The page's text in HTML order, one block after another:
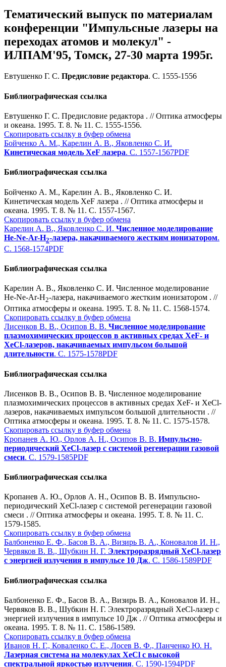
Тематический выпуск по материалам
конференции "Импульсные лазеры на
переходах атомов и молекул" -
ИЛПАМ'95, Томск, 27-30 марта 1995г.
Евтушенко Г. С. Предисловие редактора. С. 1555-1556
Библиографическая ссылка
Евтушенко Г. С. Предисловие редактора . // Оптика атмосферы
и океана. 1995. Т. 8. № 11. С. 1555-1556.
Скопировать ссылку в буфер обмена
Бойченко А. М., Карелин А. В., Яковленко С. И.
Кинетическая модель XeF лазера. С. 1557-1567PDF
Библиографическая ссылка
Бойченко А. М., Карелин А. В., Яковленко С. И.
Кинетическая модель XeF лазера . // Оптика атмосферы и
океана. 1995. Т. 8. № 11. С. 1557-1567.
Скопировать ссылку в буфер обмена
Карелин А. В., Яковленко С. И. Численное моделирование
He-Ne-Ar-H2-лазера, накачиваемого жестким ионизатором.
С. 1568-1574PDF
Библиографическая ссылка
Карелин А. В., Яковленко С. И. Численное моделирование
He-Ne-Ar-H2-лазера, накачиваемого жестким ионизатором . //
Оптика атмосферы и океана. 1995. Т. 8. № 11. С. 1568-1574.
Скопировать ссылку в буфер обмена
Лисенков В. В., Осипов В. В. Численное моделирование
плазмохимических процессов в активных средах XeF- и
XeCl-лазеров, накачиваемых импульсом большой
длительности. С. 1575-1578PDF
Библиографическая ссылка
Лисенков В. В., Осипов В. В. Численное моделирование
плазмохимических процессов в активных средах XeF- и XeCl-
лазеров, накачиваемых импульсом большой длительности . //
Оптика атмосферы и океана. 1995. Т. 8. № 11. С. 1575-1578.
Скопировать ссылку в буфер обмена
Кропанев А. Ю., Орлов А. Н., Осипов В. В. Импульсно-
периодический XeCl-лазер с системой регенерации газовой
смеси. С. 1579-1585PDF
Библиографическая ссылка
Кропанев А. Ю., Орлов А. Н., Осипов В. В. Импульсно-
периодический XeCl-лазер с системой регенерации газовой
смеси . // Оптика атмосферы и океана. 1995. Т. 8. № 11. С.
1579-1585.
Скопировать ссылку в буфер обмена
Балбоненко Е. Ф., Басов В. А., Визирь В. А., Коновалов И. Н.,
Червяков В. В., Шубкин Н. Г. Электроразрядный XeCl-лазер
с энергией излучения в импульсе 10 Дж. С. 1586-1589PDF
Библиографическая ссылка
Балбоненко Е. Ф., Басов В. А., Визирь В. А., Коновалов И. Н.,
Червяков В. В., Шубкин Н. Г. Электроразрядный XeCl-лазер с
энергией излучения в импульсе 10 Дж . // Оптика атмосферы и
океана. 1995. Т. 8. № 11. С. 1586-1589.
Скопировать ссылку в буфер обмена
Иванов Н. Г., Коваленко С. Е., Лосев В. Ф., Панченко Ю. Н.
Лазерная система на молекулах XeCl с высокой
спектральной яркостью излучения. С. 1590-1594PDF